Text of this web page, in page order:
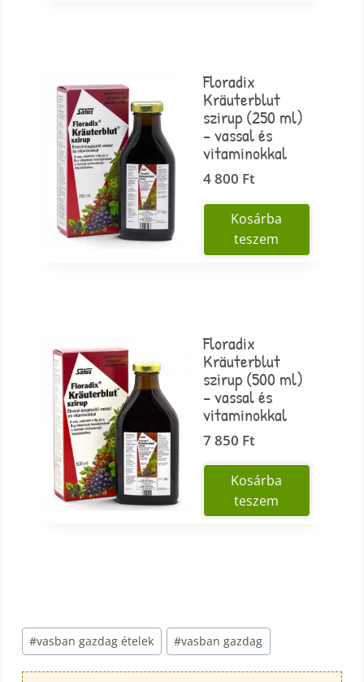
Floradix
Kräuterblut
szirup (250 ml)
– vassal és
vitaminokkal
4 800 Ft
Kosárba
teszem
Floradix
Kräuterblut
szirup (500 ml)
– vassal és
vitaminokkal
7 850 Ft
Kosárba
teszem
Post
Tags:
#vasban gazdag ételek #vasban gazdag